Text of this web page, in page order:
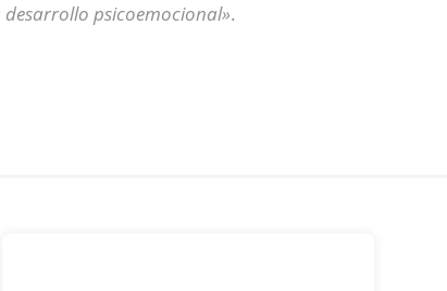
psicoemocional».